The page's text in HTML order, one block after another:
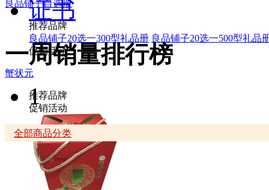
良品铺子自选册
推荐品牌
良品铺子20选一300型礼品册 良品铺子20选一500型礼品
促销活动
蟹状元
推荐品牌
促销活动
全部商品分类
证书
一周销量排行榜
1